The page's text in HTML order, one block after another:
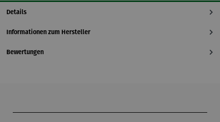
Details
Informationen zum Hersteller
Bewertungen